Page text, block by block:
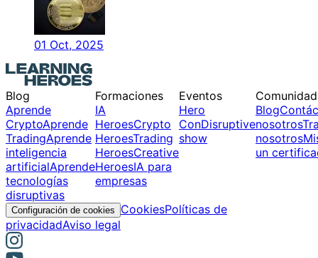
01 Oct, 2025
Blog
Aprende
CryptoAprende
TradingAprende
inteligencia
artificialAprende
tecnologías
disruptivas
Formaciones
IA
HeroesCrypto
HeroesTrading
HeroesCreative
HeroesIA para
empresas
Eventos
Hero
ConDisruptive
show
Blog
nosotros
nosotros
un
Configuración de cookies CookiesPolíticas de
privacidadAviso legal